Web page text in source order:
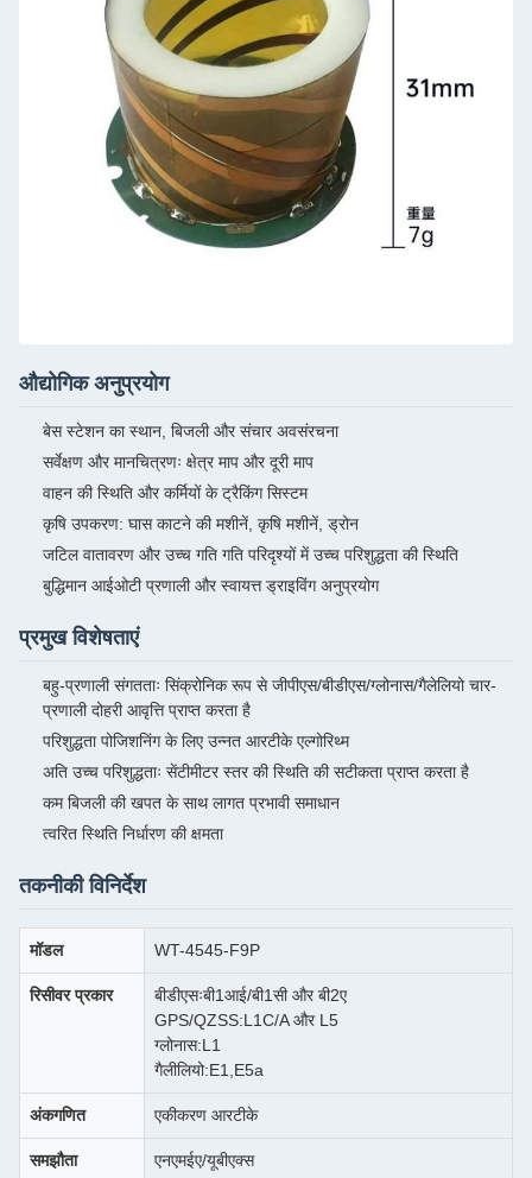
औद्योगिक अनुप्रयोग
बेस स्टेशन का स्थान, बिजली और संचार अवसंरचना
सर्वेक्षण और मानचित्रणः क्षेत्र माप और दूरी माप
वाहन की स्थिति और कर्मियों के ट्रैकिंग सिस्टम
कृषि उपकरण: घास काटने की मशीनें, कृषि मशीनें, ड्रोन
जटिल वातावरण और उच्च गति गति परिदृश्यों में उच्च परिशुद्धता की स्थिति
बुद्धिमान आईओटी प्रणाली और स्वायत्त ड्राइविंग अनुप्रयोग
प्रमुख विशेषताएं
बहु-प्रणाली संगतताः सिंक्रोनिक रूप से जीपीएस/बीडीएस/ग्लोनास/गैलेलियो चार-
प्रणाली दोहरी आवृत्ति प्राप्त करता है
परिशुद्धता पोजिशनिंग के लिए उन्नत आरटीके एल्गोरिथ्म
अति उच्च परिशुद्धताः सेंटीमीटर स्तर की स्थिति की सटीकता प्राप्त करता है
कम बिजली की खपत के साथ लागत प्रभावी समाधान
त्वरित स्थिति निर्धारण की क्षमता
तकनीकी विनिर्देश
मॉडल WT-4545-F9P
रिसीवर प्रकार
बीडीएसःबी1आई/बी1सी और बी2ए
GPS/QZSS:L1C/A और L5
ग्लोनास:L1
गैलीलियो:E1,E5a
अंकगणित एकीकरण आरटीके
समझौता एनएमईए/यूबीएक्स